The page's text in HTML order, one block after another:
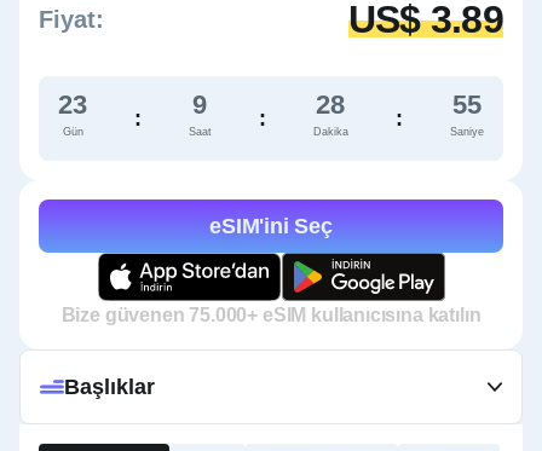
Fiyat: US$ 3.89
23
Gün
: 9
Saat
: 28
Dakika
: 53
Saniye
eSIM'ini Seç
Bize güvenen 75.000+ eSIM kullanıcısına katılın
Başlıklar